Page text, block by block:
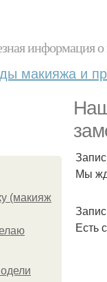
информация
макияжа и
(макияж
Мы
Есть